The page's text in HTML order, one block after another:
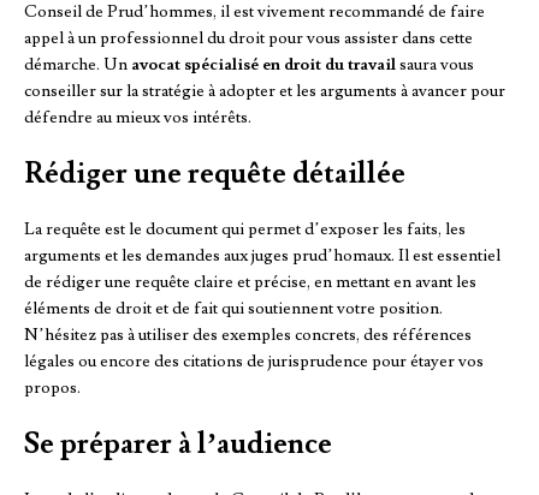
Conseil de Prud’hommes, il est vivement recommandé de faire
appel à un professionnel du droit pour vous assister dans cette
démarche. Un avocat spécialisé en droit du travailsaura vous
conseiller sur la stratégie à adopter et les arguments à avancer pour
défendre au mieux vos intérêts.
Rédiger une requête détaillée
La requête est le document qui permet d’exposer les faits, les
arguments et les demandes aux juges prud’homaux. Il est essentiel
de rédiger une requête claire et précise, en mettant en avant les
éléments de droit et de fait qui soutiennent votre position.
N’hésitez pas à utiliser des exemples concrets, des références
légales ou encore des citations de jurisprudence pour étayer vos
propos.
Se préparer à l’audience